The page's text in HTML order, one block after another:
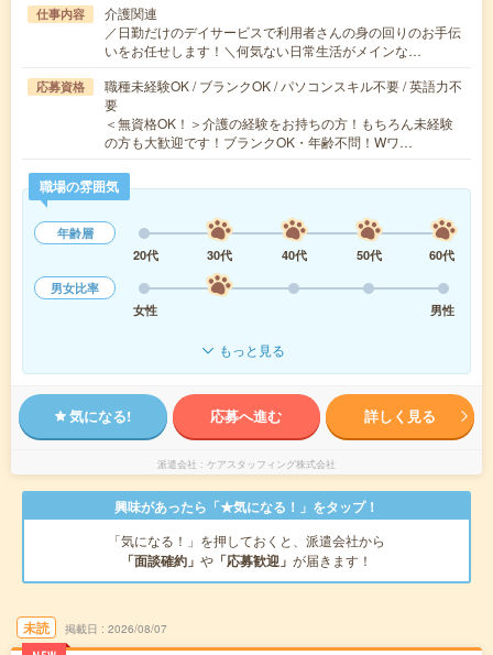
仕事内容
介護関連
／日勤だけのデイサービスで利用者さんの身の回りのお手伝
いをお任せします！＼何気ない日常生活がメインな…
応募資格
職種未経験OK / ブランクOK / パソコンスキル不要 / 英語力不
要
＜無資格OK！＞介護の経験をお持ちの方！もちろん未経験
の方も大歓迎です！ブランクOK・年齢不問！Wワ…
職場の雰囲気
年齢層
20代
30代 40代 50代
60代
男女比率
女性
男性
もっと見る
気になる! 応募へ進む 詳しく見る
派遣会社 ケアスタッフィング株式会社
興味があったら「★気になる！」をタップ！
「気になる！」を押しておくと、派遣会社から
「面談確約」 や 「応募歓迎」 が届きます！
未読 掲載日 2026/08/07